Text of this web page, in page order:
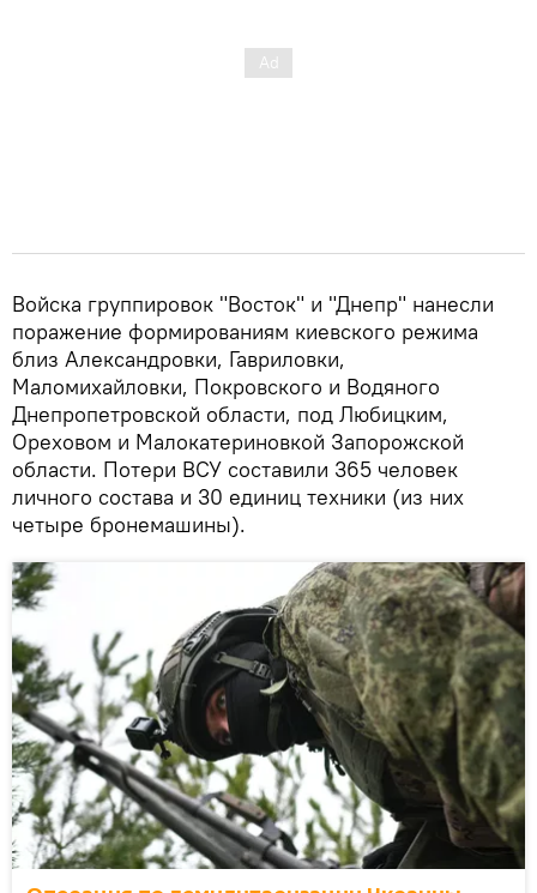
Войска группировок "Восток" и "Днепр" нанесли
поражение формированиям киевского режима
близ Александровки, Гавриловки,
Маломихайловки, Покровского и Водяного
Днепропетровской области, под Любицким,
Ореховом и Малокатериновкой Запорожской
области. Потери ВСУ составили 365 человек
личного состава и 30 единиц техники (из них
четыре бронемашины).